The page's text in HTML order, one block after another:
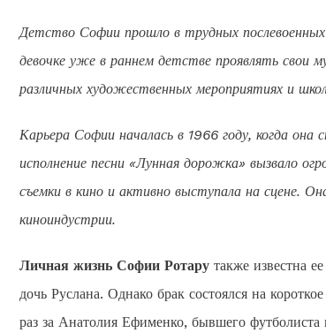
Детство Софии прошло в трудных
девочке уже в раннем детстве проявлять свои
различных художественных мероприятиях и
Карьера Софии началась в 1966 году, когда
исполнение песни «Лунная дорожка» вызвало
съемки в кино и активно выступала на сцене.
киноиндустрии.
Личная жизнь Софии Ротару также известна
дочь Руслана. Однако брак состоялся на
раз за Анатолия Ефименко, бывшего